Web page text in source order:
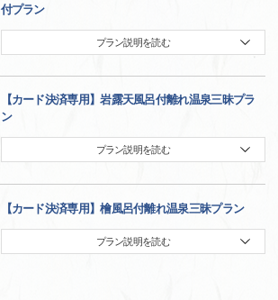
付プラン
プラン説明を読む
【カード決済専用】岩露天風呂付離れ温泉三昧プラ
ン
プラン説明を読む
【カード決済専用】檜風呂付離れ温泉三昧プラン
プラン説明を読む